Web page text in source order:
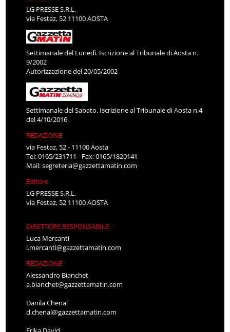
LG PRESSE S.R.L.
via Festaz, 52 11100 AOSTA
Settimanale del Lunedì. Iscrizione al Tribunale di Aosta n.
9/2002
Autorizzazione del 20/05/2002
Settimanale del Sabato. Iscrizione al Tribunale di Aosta n.4
del 4/10/2016
REDAZIONE
via Festaz, 52 - 11100 Aosta
Tel: 0165/231711 - Fax: 0165/1820141
Mail:segreteria@gazzettamatin.com
Editore
LG PRESSE S.R.L.
via Festaz, 52 11100 AOSTA
DIRETTORE RESPONSABILE
Luca Mercanti
l.mercanti@gazzettamatin.com
REDAZIONE
Alessandro Bianchet
a.bianchet@gazzettamatin.com
Danila Chenal
d.chenal@gazzettamatin.com